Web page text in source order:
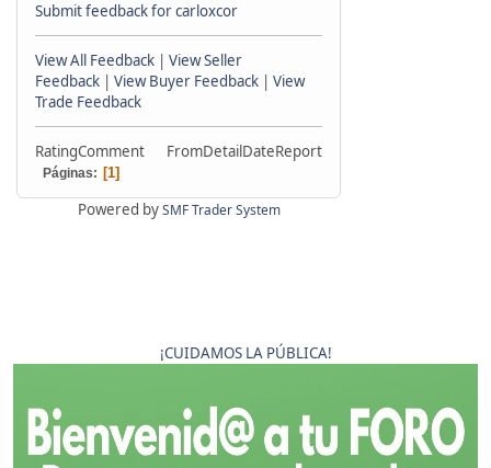
Submit feedback for carloxcor
View All Feedback | View Seller
Feedback | View Buyer Feedback | View
Trade Feedback
RatingComment FromDetailDateReport
Páginas 1
Powered bySMF Trader System
¡CUIDAMOS LA PÚBLICA!